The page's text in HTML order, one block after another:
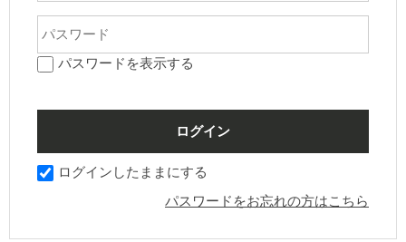
パスワードを表示する
ログインしたままにする
パスワードをお忘れの方はこちら